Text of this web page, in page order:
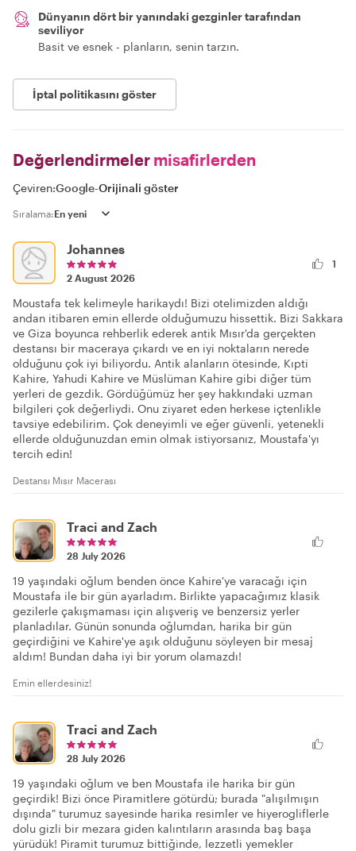
Dünyanın dört bir yanındaki gezginler tarafından
seviliyor
Basit ve esnek - planların, senin tarzın.
İptal politikasını göster
Değerlendirmeler misafirlerden
Çeviren:Google-Orijinali göster
Sıralama:
Johannes
2 August 2026
1
Moustafa tek kelimeyle harikaydı! Bizi otelimizden aldığı
andan itibaren emin ellerde olduğumuzu hissettik. Bizi Sakkara
ve Giza boyunca rehberlik ederek antik Mısır'da gerçekten
destansı bir maceraya çıkardı ve en iyi noktaların nerede
olduğunu çok iyi biliyordu. Antik alanların ötesinde, Kıpti
Kahire, Yahudi Kahire ve Müslüman Kahire gibi diğer tüm
yerleri de gezdik. Gördüğümüz her şey hakkındaki uzman
bilgileri çok değerliydi. Onu ziyaret eden herkese içtenlikle
tavsiye edebilirim. Çok deneyimli ve eğer güvenli, yetenekli
ellerde olduğunuzdan emin olmak istiyorsanız, Moustafa'yı
tercih edin!
Destansı Mısır Macerası
Traci and Zach
28 July 2026
19 yaşındaki oğlum benden önce Kahire'ye varacağı için
Moustafa ile bir gün ayarladım. Birlikte yapacağımız klasik
gezilerle çakışmaması için alışveriş ve benzersiz yerler
planladılar. Günün sonunda oğlumdan, harika bir gün
geçirdiğini ve Kahire'ye aşık olduğunu söyleyen bir mesaj
aldım! Bundan daha iyi bir yorum olamazdı!
Emin ellerdesiniz!
Traci and Zach
28 July 2026
19 yaşındaki oğlum ve ben Moustafa ile harika bir gün
geçirdik! Bizi önce Piramitlere götürdü; burada "alışılmışın
dışında" turumuz sayesinde harika resimler ve hiyerogliflerle
dolu gizli bir mezara giden kalıntıların arasında baş başa
yürüdük! Piramit turumuz bittiğinde, lezzetli yemekler